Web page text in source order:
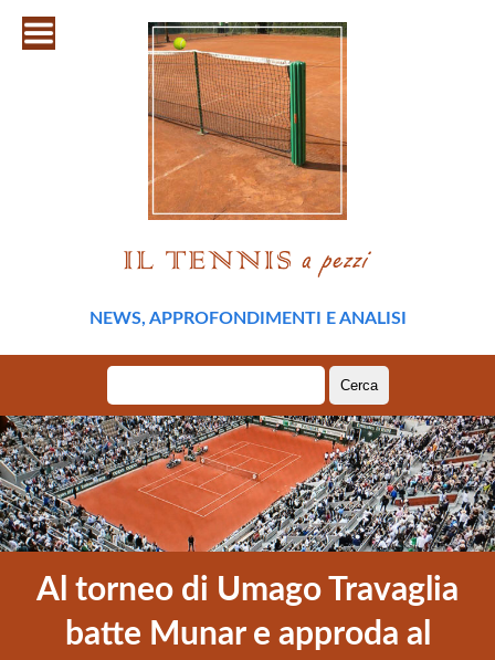
NEWS, APPROFONDIMENTI E ANALISI
per:
Al torneo di Umago Travaglia
batte Munar e approda al